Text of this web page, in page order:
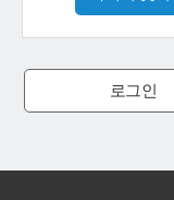
로그인